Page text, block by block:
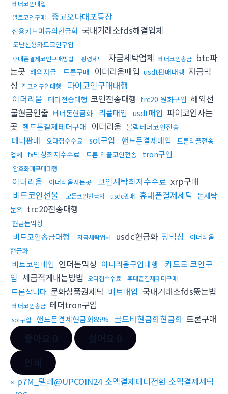
테더코인매입
알트코인구매
중고오다대포통장
신용카드미동의현금화 국내거래소fds해결업체
도난신용카드코인구입
휴대폰결제코인구매방법 횡령세탁 자금세탁업체 테더코인송금 btc파
는곳 해외자금 트론구매 이더리움매입 usdt판매대행 자금믹
싱 잡코인구입대행
파이코인구매대행
이더리움 테더전송대행 코인전송대행 trc20 원화구입 해외선
물현금인출 테더돈현금화 리플매입 usdt매입 파이코인사는
곳 핸드폰결제테더구매 이더리움 블랙테더코인전송
테더판매 오다집수수료 sol구입 핸드폰결제매입
트론리플전송
업체 fx믹싱최저수수료 트론 리플코인전송 tron구입
암호화폐구매대행
이더리움 이더리움사는곳 코인세탁최저수수료 xrp구매
비트코인선물
모든코인현금화 usdc판매 휴대폰결제세탁 돈세탁
문의 trc20전송대행
현금돈믹싱
비트코인송금대행 자금세탁업체 usdc현금화 핑믹싱
이더리움
현금화
비트코인매입 언더돈믹싱 이더리움구입대행
카드로 코인구
입 세금적게내는방법 오다집수수료 휴대폰결제테더구매
트론삽니다 문화상품권세탁 비트매입 국내거래소fds뚫는법
테더코인송금 테더tron구입
sol구입 핸드폰결제현금화85% 골드바현금화현금화 트론구매
« p7M_텔레@UPCOIN24 소액결제테더전환 소액결제세탁